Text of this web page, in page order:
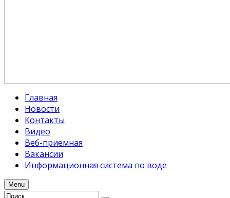
Главная
Новости
Контакты
Видео
Веб-приемная
Вакансии
Информационная система по воде
Menu